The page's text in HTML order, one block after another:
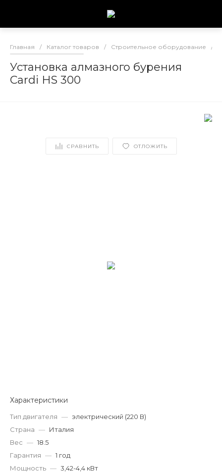
Главная / Каталог товаров / Строительное оборудование /
Установка алмазного бурения
Cardi HS 300
СРАВНИТЬ ОТЛОЖИТЬ
Характеристики
Тип двигателя — электрический (220 В)
Страна — Италия
Вес — 18.5
Гарантия — 1 год
Мощность — 3,42-4,4 кВт